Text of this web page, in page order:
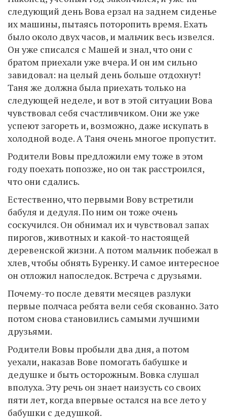
следующий день Вова ерзал на заднем сиденье
их машины, пытаясь поторопить время. Ехать
было около двух часов, и мальчик весь извелся.
Он уже списался с Машей и знал, что они с
братом приехали уже вчера. И он им сильно
завидовал: на целый день больше отдохнут!
Таня же должна была приехать только на
следующей неделе, и вот в этой ситуации Вова
чувствовал себя счастливчиком. Они же уже
успеют загореть и, возможно, даже искупать в
холодной воде. А Таня очень многое пропустит.
Родители Вовы предложили ему тоже в этом
году поехать попозже, но он так расстроился,
что они сдались.
Естественно, что первыми Вову встретили
бабуля и дедуля. По ним он тоже очень
соскучился. Он обнимал их и чувствовал запах
пирогов, животных и какой-то настоящей
деревенской жизни. А потом мальчик побежал в
хлев, чтобы обнять Буренку. И самое интересное
он отложил напоследок. Встреча с друзьями.
Почему-то после девяти месяцев разлуки
первые полчаса ребята вели себя скованно. Зато
потом снова становились самыми лучшими
друзьями.
Родители Вовы пробыли два дня, а потом
уехали, наказав Вове помогать бабушке и
дедушке и быть осторожным. Вовка слушал
вполуха. Эту речь он знает наизусть со своих
пяти лет, когда впервые остался на все лето у
бабушки с дедушкой.